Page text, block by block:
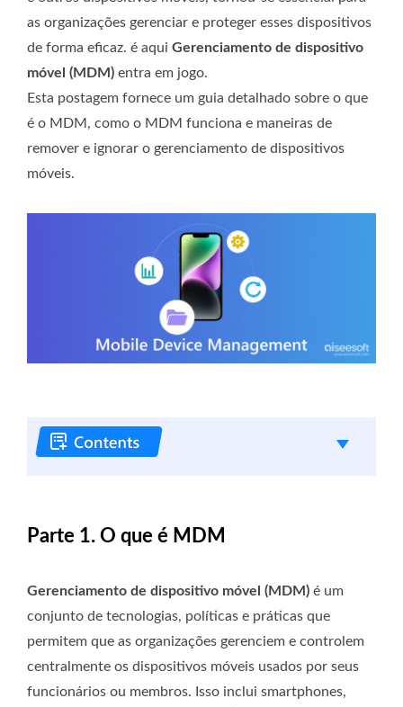
as organizações gerenciar e proteger esses dispositivos
de forma eficaz. é aqui Gerenciamento de dispositivo
móvel (MDM) entra em jogo.
Esta postagem fornece um guia detalhado sobre o que
é o MDM, como o MDM funciona e maneiras de
remover e ignorar o gerenciamento de dispositivos
móveis.
Parte 1. O que é MDM
Gerenciamento de dispositivo móvel (MDM) é um
conjunto de tecnologias, políticas e práticas que
permitem que as organizações gerenciem e controlem
centralmente os dispositivos móveis usados ​​por seus
funcionários ou membros. Isso inclui smartphones,